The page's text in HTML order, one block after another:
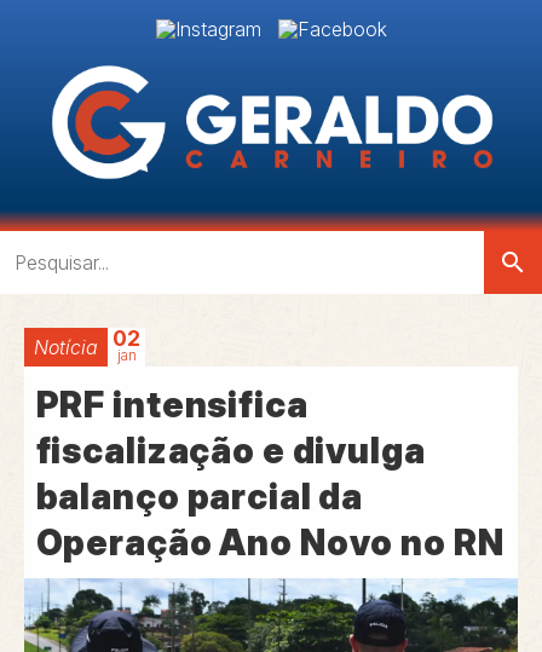
search
Notícia 02
jan
PRF intensifica
fiscalização e divulga
balanço parcial da
Operação Ano Novo no RN